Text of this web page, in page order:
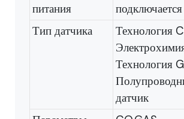
питания
Тип датчика
Технология
Технология
датчик